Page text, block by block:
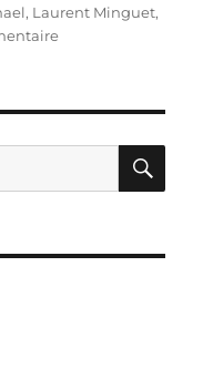
, Laurent Minguet,
sur